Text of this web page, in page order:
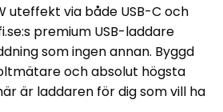
uteffekt via både USB-C och
premium USB-laddare
som ingen annan. Byggd
och absolut högsta
är laddaren för dig som vill ha